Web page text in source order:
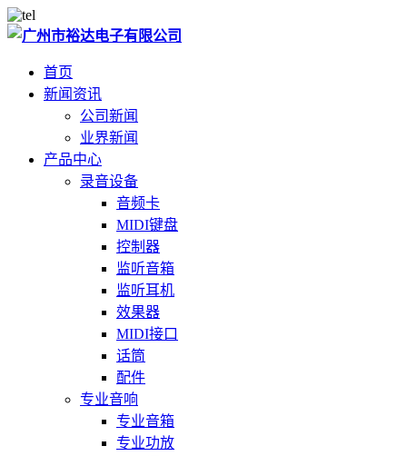
首页
新闻资讯
公司新闻
业界新闻
产品中心
录音设备
音频卡
MIDI键盘
控制器
监听音箱
监听耳机
效果器
MIDI接口
话筒
配件
专业音响
专业音箱
专业功放